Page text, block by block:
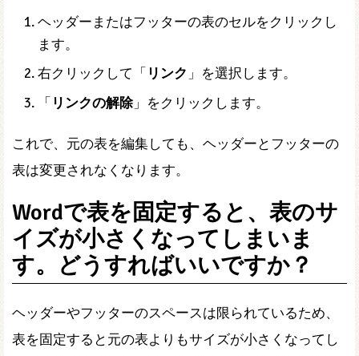
ヘッダーまたはフッターの表のセルをクリックし
ます。
右クリックして「 リンク 」を選択します。
「 リンクの解除 」をクリックします。
これで、元の表を編集しても、ヘッダーとフッターの
表は変更されなくなります。
Wordで表を固定すると、表のサ
イズが小さくなってしまいま
す。どうすればいいですか？
ヘッダーやフッターのスペースは限られているため、
表を固定すると元の表よりもサイズが小さくなってし